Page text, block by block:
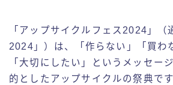
「アップサイクルフェス2024」（
2024」）は、「作らない」「買わ
「大切にしたい」というメッセー
的としたアップサイクルの祭典で